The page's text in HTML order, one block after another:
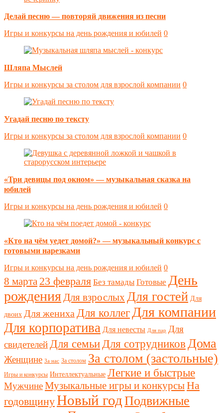
Делай песню — повторяй движения из песни
Игры и конкурсы на день рождения и юбилей 0
Шляпа Мыслей
Игры и конкурсы за столом для взрослой компании 0
Угадай песню по тексту
Игры и конкурсы за столом для взрослой компании 0
«Три девицы под окном» — музыкальная сказка на
юбилей
Игры и конкурсы на день рождения и юбилей 0
«Кто на чём уедет домой?» — музыкальный конкурс с
готовыми нарезками
Игры и конкурсы на день рождения и юбилей 0
8 марта 23 февраля Без тамады Готовые День
рожденияДля взрослыхДля гостей Для
двоих Для жениха Для коллег Для компании
Для корпоратива Для невесты Для пар
Для
свидетелейДля семьиДля сотрудников Дома
Женщине За нас За столом За столом (застольные)
Игры и конкурсы Интеллектуальные Легкие и быстрые
МужчинеМузыкальные игры и конкурсыНа
годовщинуНовый годПодвижные